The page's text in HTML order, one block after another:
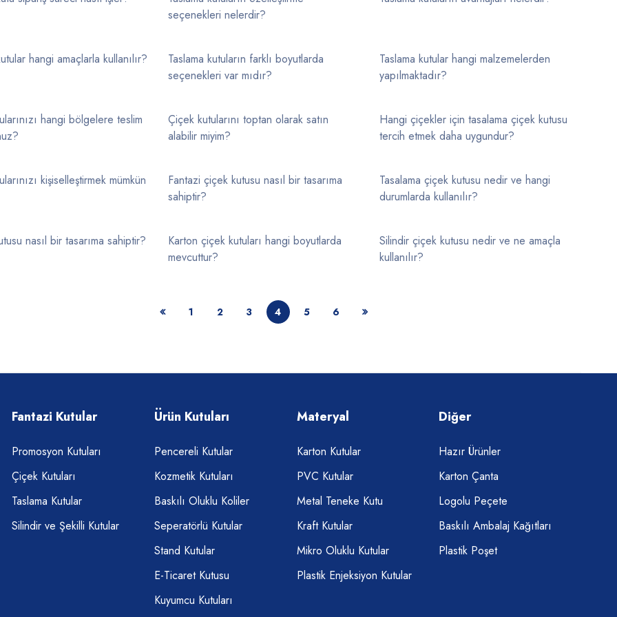
seçenekleri nelerdir?
hangi amaçlarla kullanılır?
Taslama kutuların farklı boyutlarda
seçenekleri var mıdır?
Taslama kutular hangi malzemelerden
yapılmaktadır?
hangi bölgelere teslim
Çiçek kutularını toptan olarak satın
alabilir miyim?
Hangi çiçekler için tasalama çiçek kutusu
tercih etmek daha uygundur?
kişiselleştirmek mümkün
Fantazi çiçek kutusu nasıl bir tasarıma
sahiptir?
Tasalama çiçek kutusu nedir ve hangi
durumlarda kullanılır?
nasıl bir tasarıma sahiptir?
Karton çiçek kutuları hangi boyutlarda
mevcuttur?
Silindir çiçek kutusu nedir ve ne amaçla
kullanılır?
1 2 3 4 5 6
Fantazi Kutular
Promosyon Kutuları
Çiçek Kutuları
Taslama Kutular
Silindir ve Şekilli Kutular
Ürün Kutuları
Pencereli Kutular
Kozmetik Kutuları
Baskılı Oluklu Koliler
Seperatörlü Kutular
Stand Kutular
E-Ticaret Kutusu
Kuyumcu Kutuları
Materyal
Karton Kutular
PVC Kutular
Metal Teneke Kutu
Kraft Kutular
Mikro Oluklu Kutular
Plastik Enjeksiyon Kutular
Diğer
Hazır Ürünler
Karton Çanta
Logolu Peçete
Baskılı Ambalaj Kağıtları
Plastik Poşet